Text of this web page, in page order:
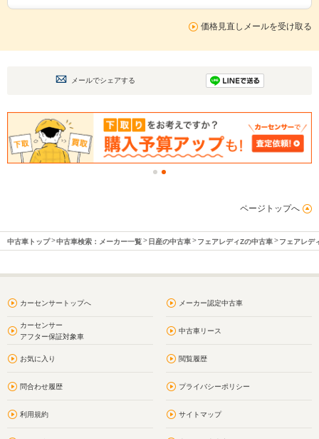
価格見直しメールを受け取る
メールでシェアする
ページトップへ
中古車トップ 中古車検索：メーカー一覧 日産の中古車 フェアレディZの中古車 フェアレデ
カーセンサートップへ メーカー認定中古車
カーセンサー
アフター保証対象車
中古車リース
お気に入り 閲覧履歴
問合わせ履歴 プライバシーポリシー
利用規約 サイトマップ